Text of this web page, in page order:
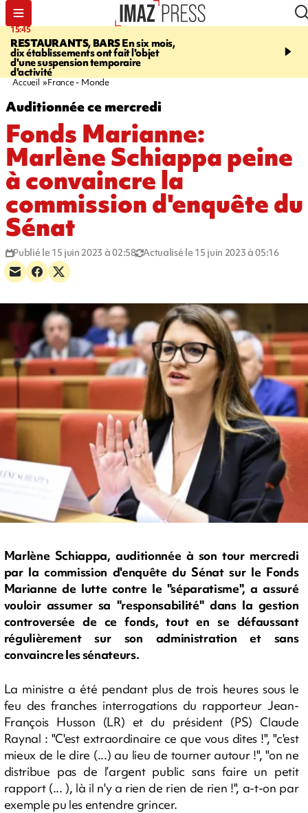
15:45
RESTAURANTS, BARSEn six mois,
dix établissements ont fait l'objet
d'une suspension temporaire
d'activité
17:17
Angeles, un homme vit
Accueil France - Monde
Auditionnée ce mercredi
Fonds Marianne:
Marlène Schiappa peine
à convaincre la
commission d'enquête du
Sénat
Publié le 15 juin 2023 à 02:58 Actualisé le 15 juin 2023 à 05:16
Marlène Schiappa, auditionnée à son tour mercredi
par la commission d'enquête du Sénat sur le Fonds
Marianne de lutte contre le "séparatisme", a assuré
vouloir assumer sa "responsabilité" dans la gestion
controversée de ce fonds, tout en se défaussant
régulièrement sur son administration et sans
convaincre les sénateurs.
La ministre a été pendant plus de trois heures sous le
feu des franches interrogations du rapporteur Jean-
François Husson (LR) et du président (PS) Claude
Raynal : "C'est extraordinaire ce que vous dites !", "c'est
mieux de le dire (...) au lieu de tourner autour !", "on ne
distribue pas de l’argent public sans faire un petit
rapport (... ), là il n'y a rien de rien de rien !", a-t-on par
exemple pu les entendre grincer.